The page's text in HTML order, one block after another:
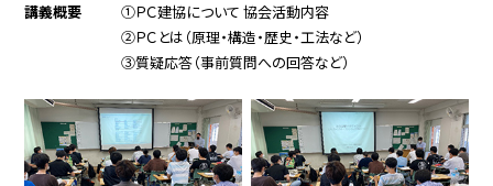
講義概要
①ＰＣ建協について 協会活動内容
②ＰＣとは（原理・構造・歴史・工法など）
③質疑応答（事前質問への回答など）